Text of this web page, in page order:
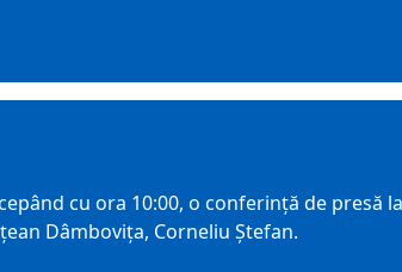
cu ora 10:00, o conferință de presă
Dâmbovița, Corneliu Ștefan.